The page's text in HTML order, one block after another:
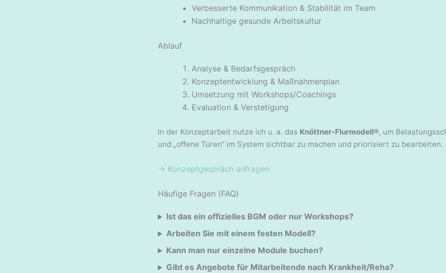
Verbesserte Kommunikation & Stabilität im Team
Nachhaltige gesunde Arbeitskultur
Ablauf
Analyse & Bedarfsgespräch
Konzeptentwicklung & Maßnahmenplan
Umsetzung mit Workshops/Coachings
Evaluation & Verstetigung
In der Konzeptarbeit nutze ich u. a. das Knöttner-Flurmodell®, um
und „offene Türen“ im System sichtbar zu machen und priorisiert zu bearbeiten.
→ Konzeptgespräch anfragen
Häufige Fragen (FAQ)
Ist das ein offizielles BGM oder nur Workshops?
Arbeiten Sie mit einem festen Modell?
Kann man nur einzelne Module buchen?
Gibt es Angebote für Mitarbeitende nach Krankheit/Reha?